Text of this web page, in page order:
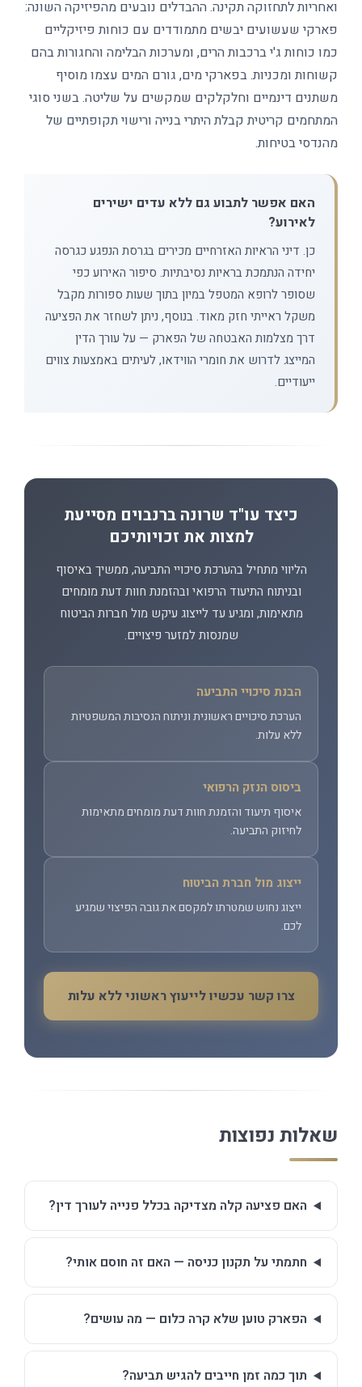
ואחריות לתחזוקה תקינה. ההבדלים נובעים מהפיזיקה השונה:
פארקי שעשועים יבשים מתמודדים עם כוחות פיזיקליים
כמו כוחות ג'י ברכבות הרים, ומערכות הבלימה והחגורות בהם
קשוחות ומכניות. בפארקי מים, גורם המים עצמו מוסיף
משתנים דינמיים וחלקלקים שמקשים על שליטה. בשני סוגי
המתחמים קריטית קבלת היתרי בנייה ורישוי תקופתיים של
מהנדסי בטיחות.
האם אפשר לתבוע גם ללא עדים ישירים
לאירוע?
כן. דיני הראיות האזרחיים מכירים בגרסת הנפגע כגרסה
יחידה הנתמכת בראיות נסיבתיות. סיפור האירוע כפי
שסופר לרופא המטפל במיון בתוך שעות ספורות מקבל
משקל ראייתי חזק מאוד. בנוסף, ניתן לשחזר את הפציעה
דרך מצלמות האבטחה של הפארק — על עורך הדין
המייצג לדרוש את חומרי הווידאו, לעיתים באמצעות צווים
ייעודיים.
כיצד עו"ד שרונה ברנבוים מסייעת
למצות את זכויותיכם
הליווי מתחיל בהערכת סיכויי התביעה, ממשיך באיסוף
ובניתוח התיעוד הרפואי ובהזמנת חוות דעת מומחים
מתאימות, ומגיע עד לייצוג עיקש מול חברות הביטוח
שמנסות למזער פיצויים.
הבנת סיכויי התביעה
הערכת סיכויים ראשונית וניתוח הנסיבות המשפטיות
ללא עלות.
ביסוס הנזק הרפואי
איסוף תיעוד והזמנת חוות דעת מומחים מתאימות
לחיזוק התביעה.
ייצוג מול חברת הביטוח
ייצוג נחוש שמטרתו למקסם את גובה הפיצוי שמגיע
לכם.
צרו קשר עכשיו לייעוץ ראשוני ללא עלות
שאלות נפוצות
האם פציעה קלה מצדיקה בכלל פנייה לעורך דין?
חתמתי על תקנון כניסה — האם זה חוסם אותי?
הפארק טוען שלא קרה כלום — מה עושים?
תוך כמה זמן חייבים להגיש תביעה?